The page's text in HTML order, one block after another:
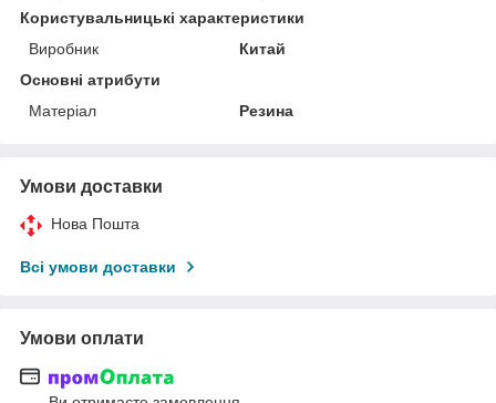
Користувальницькі характеристики
Виробник
Китай
Основні атрибути
Матеріал
Резина
Умови доставки
Нова Пошта
Всі умови доставки
Умови оплати